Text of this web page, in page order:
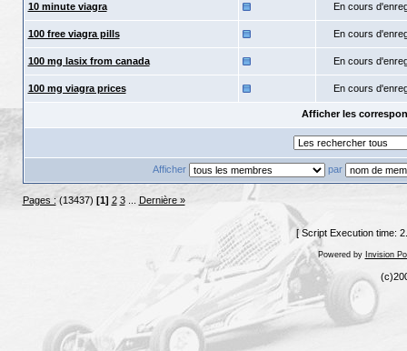
10 minute viagra En cours
100 free viagra pills En cours
100 mg lasix from canada En cours
100 mg viagra prices En cours
Afficher les
Afficher par
Pages : (13437) [1] 2 3... Dernière »
[ Script Execution time:
Powered by Invision